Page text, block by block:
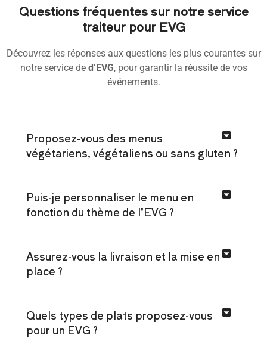
Questions fréquentes sur notre service
traiteur pour EVG
Découvrez les réponses aux questions les plus courantes sur
notre service de d’EVG, pour garantir la réussite de vos
événements.
Proposez-vous des menus
végétariens, végétaliens ou sans gluten ?
Puis-je personnaliser le menu en
fonction du thème de l’EVG ?
Assurez-vous la livraison et la mise en
place ?
Quels types de plats proposez-vous
pour un EVG ?